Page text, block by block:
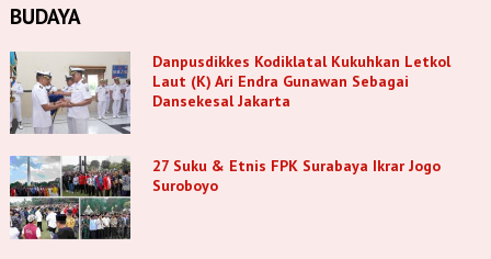
BUDAYA
Danpusdikkes Kodiklatal Kukuhkan Letkol
Laut (K) Ari Endra Gunawan Sebagai
Dansekesal Jakarta
27 Suku & Etnis FPK Surabaya Ikrar Jogo
Suroboyo